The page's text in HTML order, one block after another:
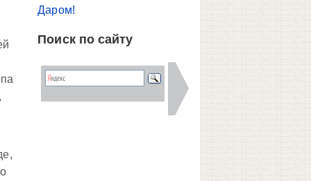
Даром!
Поиск по сайту